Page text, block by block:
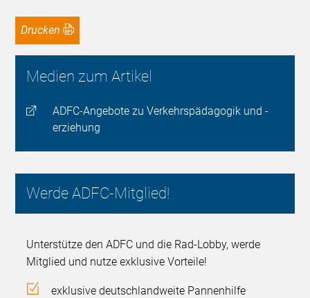
Drucken
Medien zum Artikel
ADFC-Angebote zu Verkehrspädagogik und -
erziehung
Werde ADFC-Mitglied!
Unterstütze den ADFC und die Rad-Lobby, werde
Mitglied und nutze exklusive Vorteile!
exklusive deutschlandweite Pannenhilfe